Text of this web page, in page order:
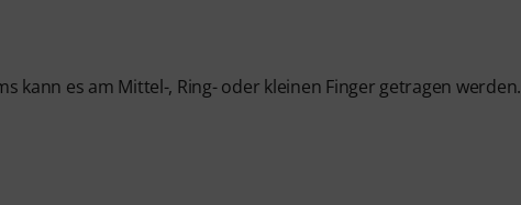
kann es am Mittel-, Ring- oder kleinen Finger getragen werden.